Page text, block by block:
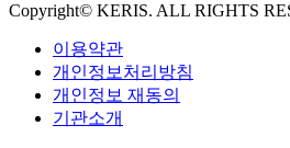
Copyright© KERIS. ALL RIGHTS
이용약관
개인정보처리방침
개인정보 재동의
기관소개